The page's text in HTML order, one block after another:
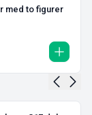
med to figurer